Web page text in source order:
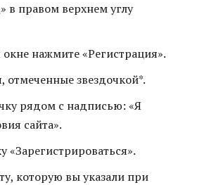
в правом верхнем углу
нажмите «Регистрация».
отмеченные звездочкой*.
рядом с надписью: «Я
сайта».
«Зарегистрироваться».
которую вы указали при